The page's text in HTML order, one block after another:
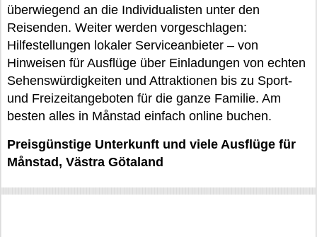
überwiegend an die Individualisten unter den
Reisenden. Weiter werden vorgeschlagen:
Hilfestellungen lokaler Serviceanbieter – von
Hinweisen für Ausflüge über Einladungen von echten
Sehenswürdigkeiten und Attraktionen bis zu Sport-
und Freizeitangeboten für die ganze Familie. Am
besten alles in Månstad einfach online buchen.
Preisgünstige Unterkunft und viele Ausflüge für
Månstad, Västra Götaland